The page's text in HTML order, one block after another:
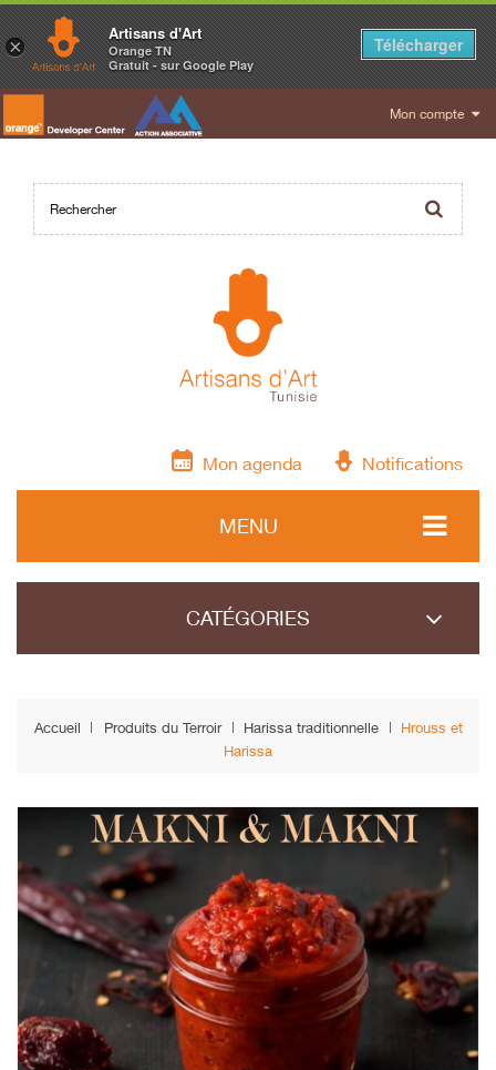
Mon compte
Mon agenda Notifications
MENU
CATÉGORIES
Accueil Produits du Terroir Harissa traditionnelle
Hrouss et
Harissa
×
Artisans d'Art
Orange TN
Gratuit - sur Google Play
Télécharger